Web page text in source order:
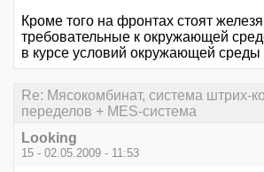
Кроме того на фронтах стоят
требовательные к окружающей
в курсе условий окружающей
Re: Мясокомбинат, система штрих-
переделов + MES-система
Looking
15 - 02.05.2009 - 11:53